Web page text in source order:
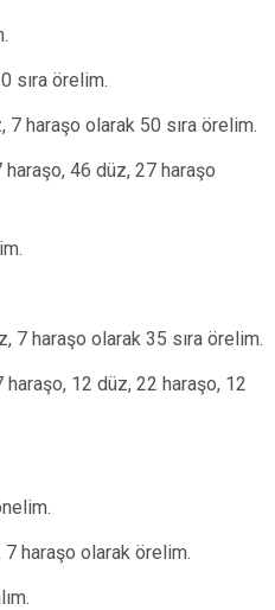
sıra örelim.
haraşo olarak 50 sıra örelim.
46 düz, 27 haraşo
7 haraşo olarak 35 sıra örelim.
12 düz, 22 haraşo, 12
haraşo olarak örelim.